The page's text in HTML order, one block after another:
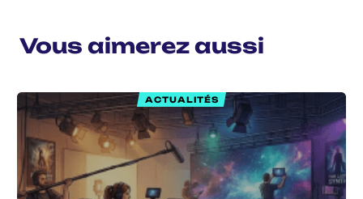
Vous aimerez aussi
ACTUALITÉS